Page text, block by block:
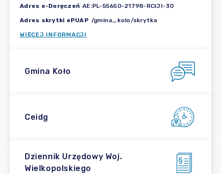
Adres e-Doręczeń AE:PL-55650-21798-RCIJI-30
Adres skrytki ePUAP /gmina_kolo/skrytka
WIĘCEJ INFORMACJI
Gmina Koło
Ceidg
Dziennik Urzędowy Woj.
Wielkopolskiego